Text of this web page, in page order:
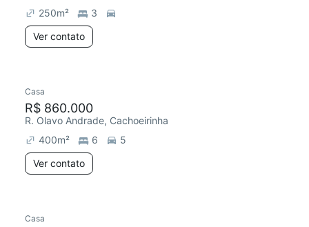
250m²
3
Ver contato
Casa
R$ 860.000
R. Olavo Andrade, Cachoeirinha
400m² 6
5
Ver contato
Casa